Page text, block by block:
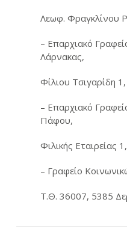
Λεωφ. Φραγκλίνου
– Επαρχιακό
Λάρνακας,
Φίλιου Τσιγαρίδη
– Επαρχιακό
Πάφου,
Φιλικής Εταιρείας
– Γραφείο
Τ.Θ. 36007, 5385